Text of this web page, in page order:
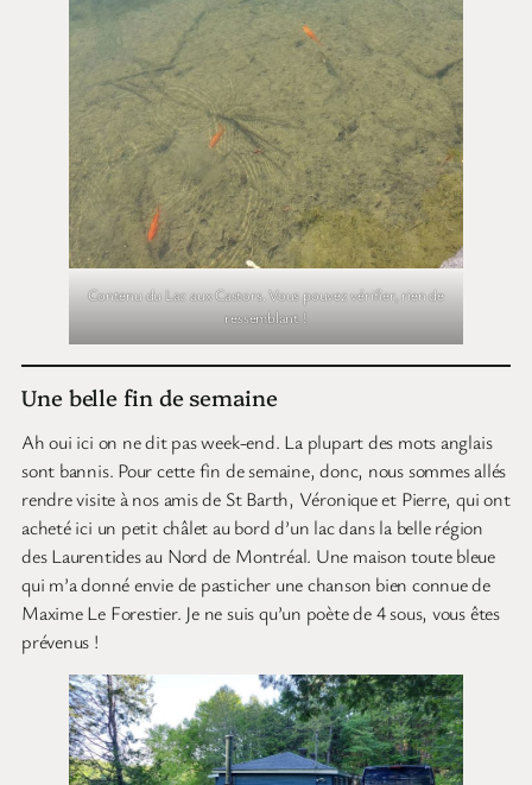
Contenu du Lac aux Castors. Vous pouvez vérifier, rien de
ressemblant !
Une belle fin de semaine
Ah oui ici on ne dit pas week-end. La plupart des mots anglais
sont bannis. Pour cette fin de semaine, donc, nous sommes allés
rendre visite à nos amis de St Barth, Véronique et Pierre, qui ont
acheté ici un petit châlet au bord d’un lac dans la belle région
des Laurentides au Nord de Montréal. Une maison toute bleue
qui m’a donné envie de pasticher une chanson bien connue de
Maxime Le Forestier. Je ne suis qu’un poète de 4 sous, vous êtes
prévenus !